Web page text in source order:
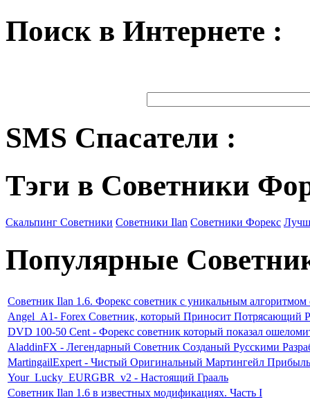
Поиск в Интернете :
SMS Спасатели :
Тэги в Советники
Скальпинг Советники Советники Ilan Советники Форекс
Популярные
Советник Ilan 1.6. Форекс советник с уникальным
Angel_A1- Forex Советник, который Приносит Потрясающий
DVD 100-50 Cent - Форекс советник который показал
AladdinFX - Легендарный Советник Созданый Русскими
MartingailExpert - Чистый Оригинальный Мартингейл
Your_Lucky_EURGBR_v2 - Настоящий Грааль
Советник Ilan 1.6 в известных модификациях. Часть I